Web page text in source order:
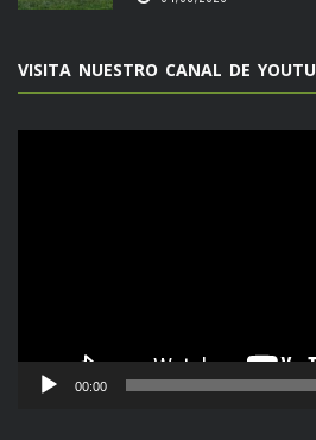
VISITA NUESTRO CANAL DE
00:00